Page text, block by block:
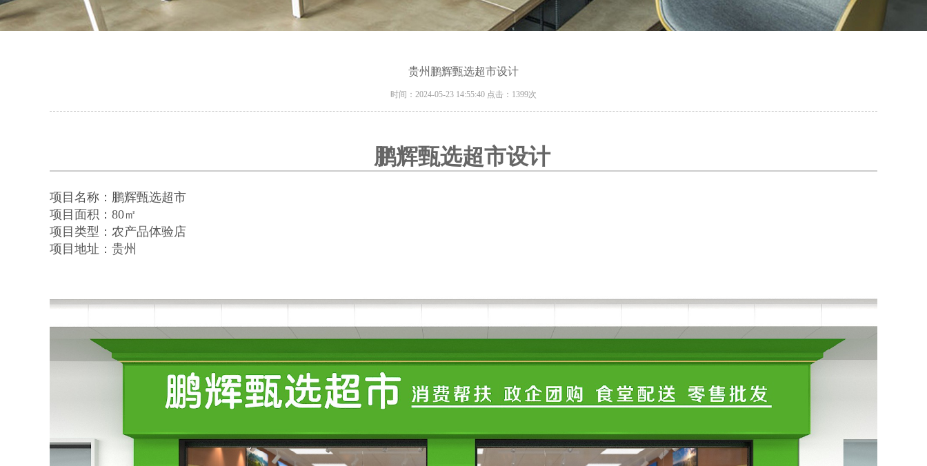
贵州鹏辉甄选超市设计
时间：2024-05-23 14:55:40 点击：1399次
鹏辉甄选超市设计
项目名称：鹏辉甄选超市
项目面积：80㎡
项目类型：农产品体验店
项目地址：贵州